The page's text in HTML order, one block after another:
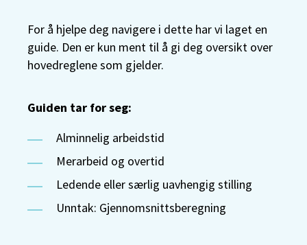
For å hjelpe deg navigere i dette har vi laget en
guide. Den er kun ment til å gi deg oversikt over
hovedreglene som gjelder.
Guiden tar for seg:
Alminnelig arbeidstid
Merarbeid og overtid
Ledende eller særlig uavhengig stilling
Unntak: Gjennomsnittsberegning